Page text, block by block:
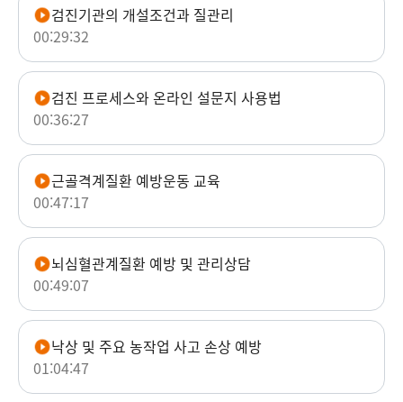
검진기관의 개설조건과 질관리
00:29:32
검진 프로세스와 온라인 설문지 사용법
00:36:27
근골격계질환 예방운동 교육
00:47:17
뇌심혈관계질환 예방 및 관리상담
00:49:07
낙상 및 주요 농작업 사고 손상 예방
01:04:47